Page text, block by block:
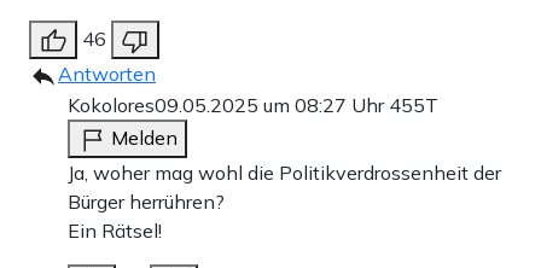
46
Antworten
Kokolores09.05.2025 um 08:27 Uhr 455T
Melden
Ja, woher mag wohl die Politikverdrossenheit der
Bürger herrühren?
Ein Rätsel!